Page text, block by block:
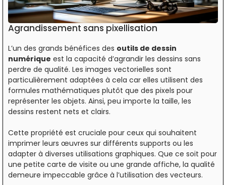
Agrandissement sans pixellisation
L’un des grands bénéfices des outils de dessin
numérique est la capacité d’agrandir les dessins sans
perdre de qualité. Les images vectorielles sont
particulièrement adaptées à cela car elles utilisent des
formules mathématiques plutôt que des pixels pour
représenter les objets. Ainsi, peu importe la taille, les
dessins restent nets et clairs.
Cette propriété est cruciale pour ceux qui souhaitent
imprimer leurs œuvres sur différents supports ou les
adapter à diverses utilisations graphiques. Que ce soit pour
une petite carte de visite ou une grande affiche, la qualité
demeure impeccable grâce à l’utilisation des vecteurs.